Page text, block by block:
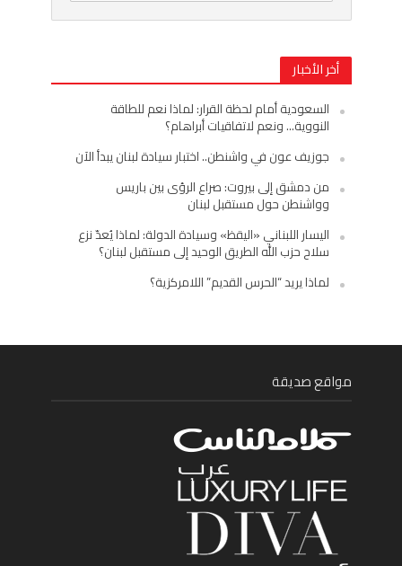
أخر الأخبار
السعودية أمام لحظة القرار: لماذا نعم للطاقة
النووية… ونعم لاتفاقيات أبراهام؟
جوزيف عون في واشنطن.. اختبار سيادة لبنان يبدأ الآن
من دمشق إلى بيروت: صراع الرؤى بين باريس
وواشنطن حول مستقبل لبنان
اليسار اللبناني «اليقظ» وسيادة الدولة: لماذا يُعدّ نزع
سلاح حزب الله الطريق الوحيد إلى مستقبل لبنان؟
لماذا يريد “الحرس القديم” اللامركزية؟
مواقع صديقة